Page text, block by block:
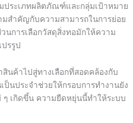
ประเภทผลิตภัณฑ์และกลุ่มเป้าหมาย
สำคัญกับความสามารถในการย่อย
นการเลือกวัสดุสิ่งทอมักให้ความ
รรูป
นค้าไปสู่ทางเลือกที่สอดคล้องกับ
นประจำช่วยให้กรอบการทำงานยัง
ๆ เกิดขึ้น ความยืดหยุ่นนี้ทำให้ระบบ